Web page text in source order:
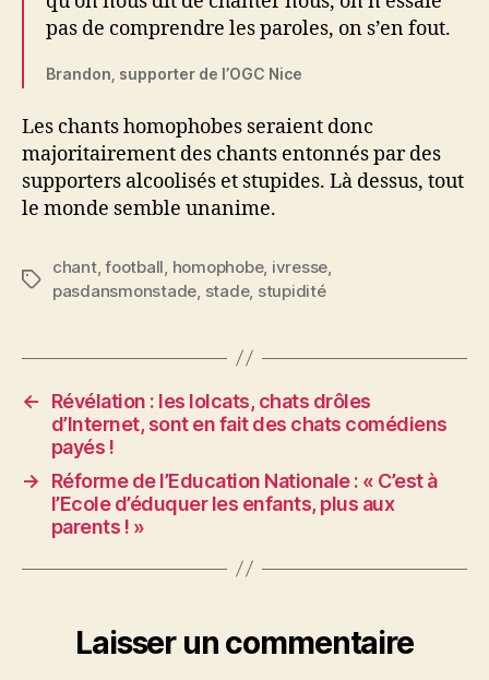
pas de comprendre les paroles, on s’en fout.
Brandon, supporter de l’OGC Nice
Les chants homophobes seraient donc
majoritairement des chants entonnés par des
supporters alcoolisés et stupides. Là dessus, tout
le monde semble unanime.
Étiquettes
chant,football homophobe, ivresse
pasdansmonstade stade, stupidité
←
Révélation : les lolcats, chats drôles
d’Internet, sont en fait des chats comédiens
payés !
→
Réforme de l’Education Nationale : « C’est à
l’Ecole d’éduquer les enfants, plus aux
parents ! »
Laisser un commentaire